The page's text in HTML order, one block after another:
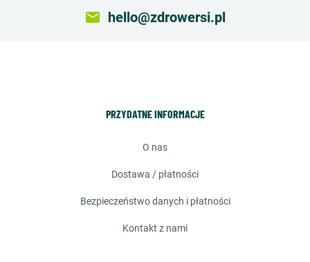
email hello@zdrowersi.pl
PRZYDATNE INFORMACJE
o nas
dostawa / płatności
bezpieczeństwo danych i płatności
kontakt z nami